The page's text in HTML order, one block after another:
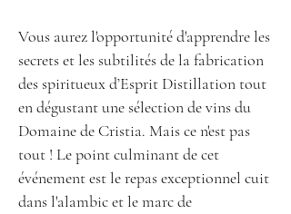
Vous aurez l'opportunité d'apprendre les
secrets et les subtilités de la fabrication
des spiritueux d’Esprit Distillation tout
en dégustant une sélection de vins du
Domaine de Cristia. Mais ce n'est pas
tout ! Le point culminant de cet
événement est le repas exceptionnel cuit
dans l'alambic et le marc de